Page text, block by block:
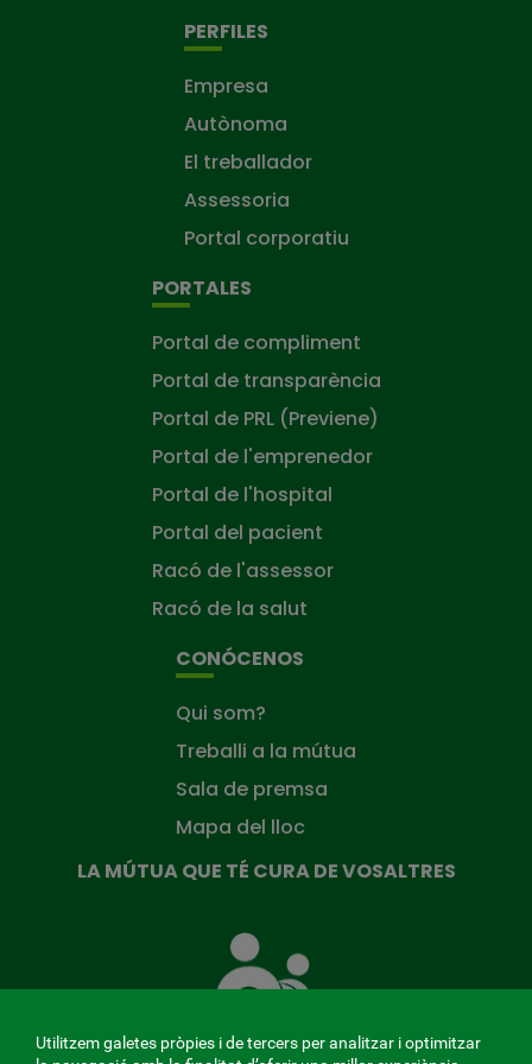
PERFILES
Empresa
Autònoma
El treballador
Assessoria
Portal corporatiu
PORTALES
Portal de compliment
Portal de transparència
Portal de PRL (Previene)
Portal de l'emprenedor
Portal de l'hospital
Portal del pacient
Racó de l'assessor
Racó de la salut
CONÓCENOS
Qui som?
Treballi a la mútua
Sala de premsa
Mapa del lloc
LA MÚTUA QUE TÉ CURA DE VOSALTRES
Mútua
que
de
Utilitzem galetes pròpies i de tercers per analitzar i optimitzar